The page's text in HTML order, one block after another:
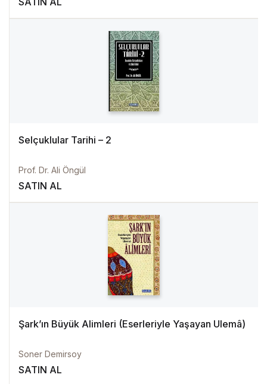
Selçuklular Tarihi – 2
Prof. Dr. Ali Öngül
SATIN AL
Şark’ın Büyük Alimleri (Eserleriyle Yaşayan Ulemâ)
Soner Demirsoy
SATIN AL